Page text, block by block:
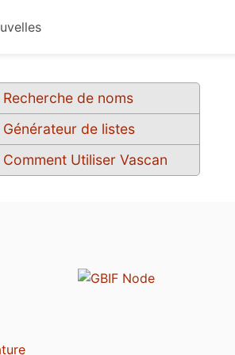
Recherche de noms
Générateur de listes
Comment Utiliser Vascan